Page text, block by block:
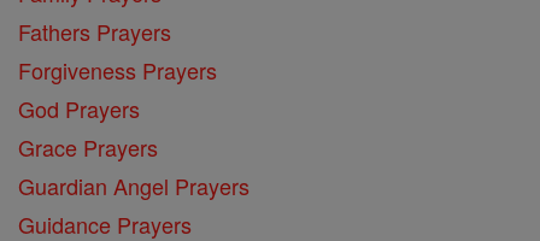
Fathers Prayers
Forgiveness Prayers
God Prayers
Grace Prayers
Guardian Angel Prayers
Guidance Prayers